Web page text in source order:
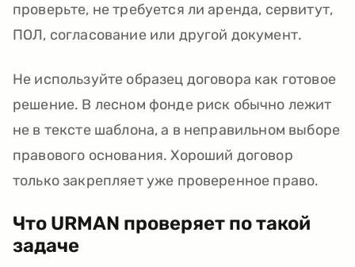
проверьте, не требуется ли аренда, сервитут,
ПОЛ, согласование или другой документ.
Не используйте образец договора как готовое
решение. В лесном фонде риск обычно лежит
не в тексте шаблона, а в неправильном выборе
правового основания. Хороший договор
только закрепляет уже проверенное право.
Что URMAN проверяет по такой
задаче